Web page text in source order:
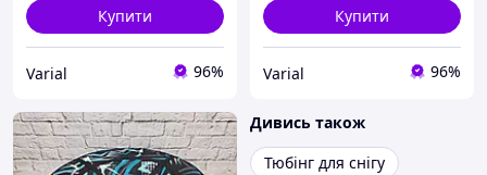
Купити
Varial 96%
Купити
Varial 96%
Дивись також
Тюбінг для снігу